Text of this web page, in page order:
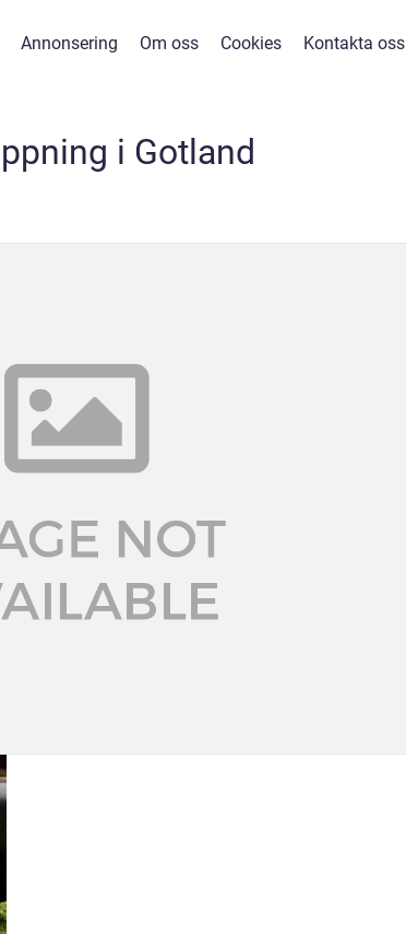
Annonsering Om oss Cookies Kontakta oss
i Gotland